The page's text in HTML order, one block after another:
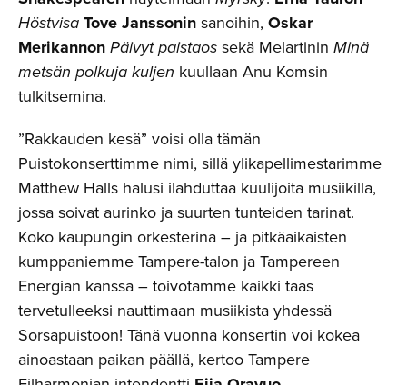
HöstvisaTove Janssoninsanoihin, Oskar
MerikannonPäivyt paistaossekä Melartinin Minä
metsän polkuja kuljen kuullaan Anu Komsin
tulkitsemina.
”Rakkauden kesä” voisi olla tämän
Puistokonserttimme nimi, sillä ylikapellimestarimme
Matthew Halls halusi ilahduttaa kuulijoita musiikilla,
jossa soivat aurinko ja suurten tunteiden tarinat.
Koko kaupungin orkesterina – ja pitkäaikaisten
kumppaniemme Tampere-talon ja Tampereen
Energian kanssa – toivotamme kaikki taas
tervetulleeksi nauttimaan musiikista yhdessä
Sorsapuistoon! Tänä vuonna konsertin voi kokea
ainoastaan paikan päällä, kertoo Tampere